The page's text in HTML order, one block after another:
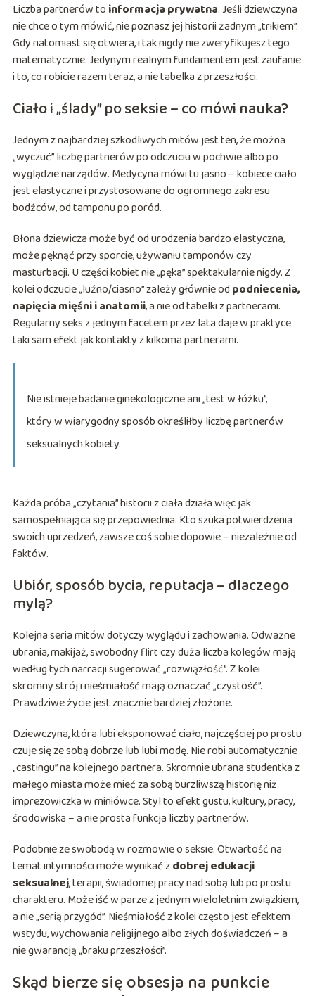
Liczba partnerów to informacja prywatna. Jeśli dziewczyna
nie chce o tym mówić, nie poznasz jej historii żadnym „trikiem”.
Gdy natomiast się otwiera, i tak nigdy nie zweryfikujesz tego
matematycznie. Jedynym realnym fundamentem jest zaufanie
i to, co robicie razem teraz, a nie tabelka z przeszłości.
Ciało i „ślady” po seksie – co mówi nauka?
Jednym z najbardziej szkodliwych mitów jest ten, że można
„wyczuć” liczbę partnerów po odczuciu w pochwie albo po
wyglądzie narządów. Medycyna mówi tu jasno – kobiece ciało
jest elastyczne i przystosowane do ogromnego zakresu
bodźców, od tamponu po poród.
Błona dziewicza może być od urodzenia bardzo elastyczna,
może pęknąć przy sporcie, używaniu tamponów czy
masturbacji. U części kobiet nie „pęka” spektakularnie nigdy. Z
kolei odczucie „luźno/ciasno” zależy głównie od podniecenia,
napięcia mięśni i anatomii, a nie od tabelki z partnerami.
Regularny seks z jednym facetem przez lata daje w praktyce
taki sam efekt jak kontakty z kilkoma partnerami.
Nie istnieje badanie ginekologiczne ani „test w łóżku”,
który w wiarygodny sposób określiłby liczbę partnerów
seksualnych kobiety.
Każda próba „czytania” historii z ciała działa więc jak
samospełniająca się przepowiednia. Kto szuka potwierdzenia
swoich uprzedzeń, zawsze coś sobie dopowie – niezależnie od
faktów.
Ubiór, sposób bycia, reputacja – dlaczego
mylą?
Kolejna seria mitów dotyczy wyglądu i zachowania. Odważne
ubrania, makijaż, swobodny flirt czy duża liczba kolegów mają
według tych narracji sugerować „rozwiązłość”. Z kolei
skromny strój i nieśmiałość mają oznaczać „czystość”.
Prawdziwe życie jest znacznie bardziej złożone.
Dziewczyna, która lubi eksponować ciało, najczęściej po prostu
czuje się ze sobą dobrze lub lubi modę. Nie robi automatycznie
„castingu” na kolejnego partnera. Skromnie ubrana studentka z
małego miasta może mieć za sobą burzliwszą historię niż
imprezowiczka w miniówce. Styl to efekt gustu, kultury, pracy,
środowiska – a nie prosta funkcja liczby partnerów.
Podobnie ze swobodą w rozmowie o seksie. Otwartość na
temat intymności może wynikać zdobrej edukacji
seksualnej, terapii, świadomej pracy nad sobą lub po prostu
charakteru. Może iść w parze z jednym wieloletnim związkiem,
a nie „serią przygód”. Nieśmiałość z kolei często jest efektem
wstydu, wychowania religijnego albo złych doświadczeń – a
nie gwarancją „braku przeszłości”.
Skąd bierze się obsesja na punkcie